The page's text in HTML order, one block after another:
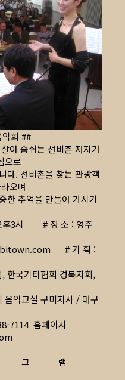
회 ##
아 숨쉬는 선비촌 저자거
으로
다. 선비촌을 찾는 관광객
오며
한 추억을 만들어 가시기
후3시 # 장 소 : 영주
# 기 획 :
한국기타협회 경북지회,
음악교실 구미지사 / 대구
7114 홈페이지
램